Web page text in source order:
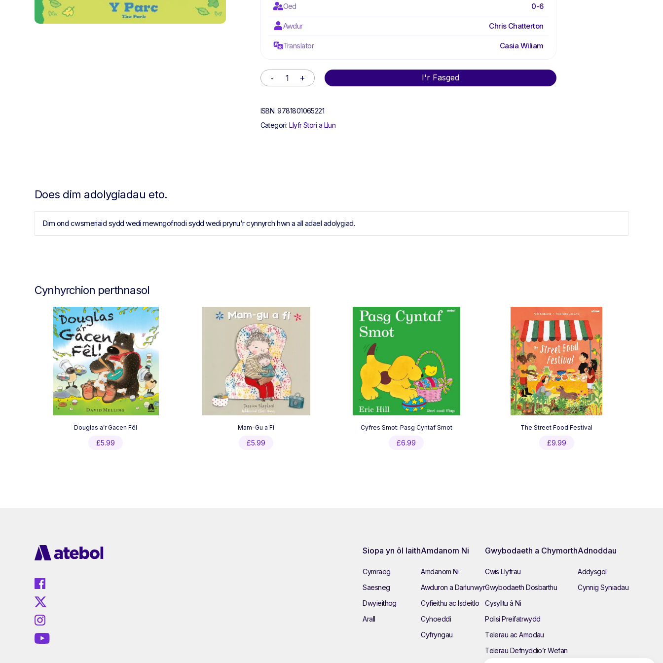
Oed 0-6
Awdur Chris Chatterton
Translator Casia Wiliam
I'r Fasged
Alternative:
ISBN:9781801065221
Categori:Llyfr Stori a Llun
Does dim adolygiadau eto.
Dim ond cwsmeriaid sydd wedi mewngofnodi sydd wedi prynu'r cynnyrch hwn a all adael adolygiad.
Cynhyrchion perthnasol
Douglas a’r Gacen Fêl
£5.99
Mam-Gu a Fi
£5.99
Cyfres Smot: Pasg Cyntaf Smot
£6.99
The Street Food Festival
£9.99
Siopa yn ôl Iaith
Cymraeg
Saesneg
Dwyieithog
Arall
Amdanom Ni
Amdanom Ni
Awduron a Darlunwyr
Cyfieithu ac Isdeitlo
Cyhoeddi
Cyfryngau
Gwybodaeth a Chymorth
Cwis Llyfrau
Gwybodaeth Dosbarthu
Cysylltu â Ni
Polisi Preifatrwydd
Telerau ac Amodau
Telerau Defnyddio’r Wefan
Adnoddau
Addysgol
Cynnig Syniadau